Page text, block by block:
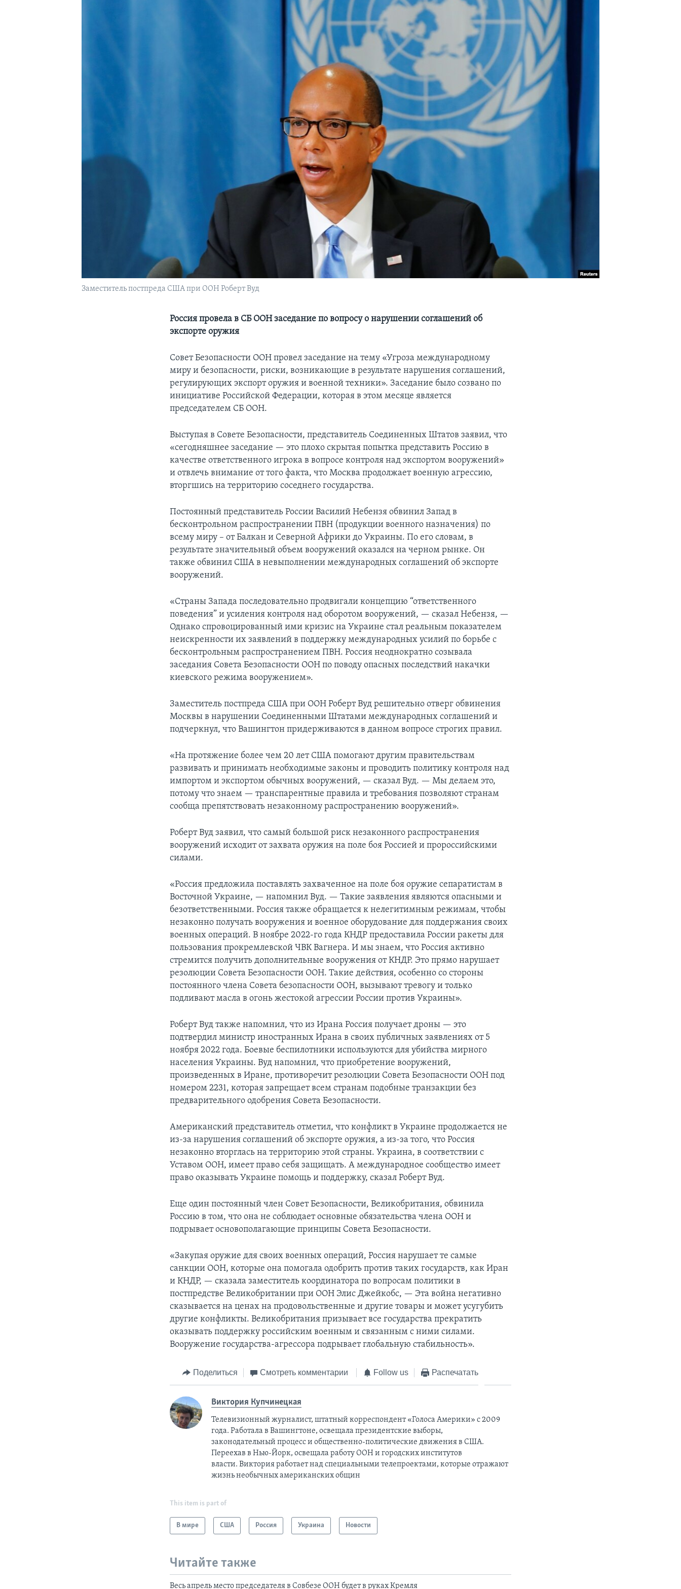
Заместитель постпреда США при ООН Роберт Вуд
Россия провела в СБ ООН заседание по вопросу о нарушении соглашений об
экспорте оружия
Совет Безопасности ООН провел заседание на тему «Угроза международному
миру и безопасности, риски, возникающие в результате нарушения соглашений,
регулирующих экспорт оружия и военной техники». Заседание было созвано по
инициативе Российской Федерации, которая в этом месяце является
председателем СБ ООН.
Выступая в Совете Безопасности, представитель Соединенных Штатов заявил, что
«сегодняшнее заседание — это плохо скрытая попытка представить Россию в
качестве ответственного игрока в вопросе контроля над экспортом вооружений»
и отвлечь внимание от того факта, что Москва продолжает военную агрессию,
вторгшись на территорию соседнего государства.
Постоянный представитель России Василий Небензя обвинил Запад в
бесконтрольном распространении ПВН (продукции военного назначения) по
всему миру – от Балкан и Северной Африки до Украины. По его словам, в
результате значительный объем вооружений оказался на черном рынке. Он
также обвинил США в невыполнении международных соглашений об экспорте
вооружений.
«Страны Запада последовательно продвигали концепцию “ответственного
поведения” и усиления контроля над оборотом вооружений, — сказал Небензя, —
Однако спровоцированный ими кризис на Украине стал реальным показателем
неискренности их заявлений в поддержку международных усилий по борьбе с
бесконтрольным распространением ПВН. Россия неоднократно созывала
заседания Совета Безопасности ООН по поводу опасных последствий накачки
киевского режима вооружением».
Заместитель постпреда США при ООН Роберт Вуд решительно отверг обвинения
Москвы в нарушении Соединенными Штатами международных соглашений и
подчеркнул, что Вашингтон придерживаются в данном вопросе строгих правил.
«На протяжение более чем 20 лет США помогают другим правительствам
развивать и принимать необходимые законы и проводить политику контроля над
импортом и экспортом обычных вооружений, — сказал Вуд. — Мы делаем это,
потому что знаем — транспарентные правила и требования позволяют странам
сообща препятствовать незаконному распространению вооружений».
Роберт Вуд заявил, что самый большой риск незаконного распространения
вооружений исходит от захвата оружия на поле боя Россией и пророссийскими
силами.
«Россия предложила поставлять захваченное на поле боя оружие сепаратистам в
Восточной Украине, — напомнил Вуд. — Такие заявления являются опасными и
безответственными. Россия также обращается к нелегитимным режимам, чтобы
незаконно получать вооружения и военное оборудование для поддержания своих
военных операций. В ноябре 2022-го года КНДР предоставила России ракеты для
пользования прокремлевской ЧВК Вагнера. И мы знаем, что Россия активно
стремится получить дополнительные вооружения от КНДР. Это прямо нарушает
резолюции Совета Безопасности ООН. Такие действия, особенно со стороны
постоянного члена Совета безопасности ООН, вызывают тревогу и только
подливают масла в огонь жестокой агрессии России против Украины».
Роберт Вуд также напомнил, что из Ирана Россия получает дроны — это
подтвердил министр иностранных Ирана в своих публичных заявлениях от 5
ноября 2022 года. Боевые беспилотники используются для убийства мирного
населения Украины. Вуд напомнил, что приобретение вооружений,
произведенных в Иране, противоречит резолюции Совета Безопасности ООН под
номером 2231, которая запрещает всем странам подобные транзакции без
предварительного одобрения Совета Безопасности.
Американский представитель отметил, что конфликт в Украине продолжается не
из-за нарушения соглашений об экспорте оружия, а из-за того, что Россия
незаконно вторглась на территорию этой страны. Украина, в соответствии с
Уставом ООН, имеет право себя защищать. А международное сообщество имеет
право оказывать Украине помощь и поддержку, сказал Роберт Вуд.
Еще один постоянный член Совет Безопасности, Великобритания, обвинила
Россию в том, что она не соблюдает основные обязательства члена ООН и
подрывает основополагающие принципы Совета Безопасности.
«Закупая оружие для своих военных операций, Россия нарушает те самые
санкции ООН, которые она помогала одобрить против таких государств, как Иран
и КНДР, — сказала заместитель координатора по вопросам политики в
постпредстве Великобритании при ООН Элис Джейкобс, — Эта война негативно
сказывается на ценах на продовольственные и другие товары и может усугубить
другие конфликты. Великобритания призывает все государства прекратить
оказывать поддержку российским военным и связанным с ними силами.
Вооружение государства-агрессора подрывает глобальную стабильность».
Поделиться Смотреть комментарии Follow us Распечатать
Виктория Купчинецкая
Телевизионный журналист, штатный корреспондент «Голоса Америки» с 2009
года. Работала в Вашингтоне, освещала президентские выборы,
законодательный процесс и общественно-политические движения в США.
Переехав в Нью-Йорк, освещала работу ООН и городских институтов
власти. Виктория работает над специальными телепроектами, которые отражают
жизнь необычных американских общин
This item is part of
В мире США Россия Украина Новости
Читайте также
Весь апрель место председателя в Совбезе ООН будет в руках Кремля